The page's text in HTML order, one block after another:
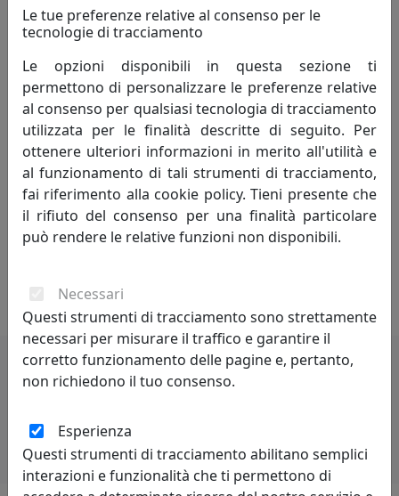
valorizzazione e l'espressività dei materiali.
qualità, elaborati e resi unici attraverso un percorso
produttivo che utilizza tecnologie avanzate e si avvale
della collaborazione di artigiani altamente competenti
ed esperti.
Nei complementi d'arredo MATERIUM è evidente la
passione per il design e la funzionalità degli oggetti, che
sono il frutto dell'incessante sperimentazione
nell'utilizzo di differenti tipologie di materiali fatti
differente dalle consuetudini formali e funzionali.
Potrebbero interessarti
Le tue preferenze relative al consenso per le
tecnologie di tracciamento
Le opzioni disponibili in questa sezione ti
permettono di personalizzare le preferenze relative
al consenso per qualsiasi tecnologia di tracciamento
utilizzata per le finalità descritte di seguito. Per
ottenere ulteriori informazioni in merito all'utilità e
al funzionamento di tali strumenti di tracciamento,
fai riferimento alla cookie policy. Tieni presente che
il rifiuto del consenso per una finalità particolare
può rendere le relative funzioni non disponibili.
Necessari
Questi strumenti di tracciamento sono strettamente
necessari per misurare il traffico e garantire il
corretto funzionamento delle pagine e, pertanto,
non richiedono il tuo consenso.
Esperienza
Questi strumenti di tracciamento abilitano semplici
interazioni e funzionalità che ti permettono di